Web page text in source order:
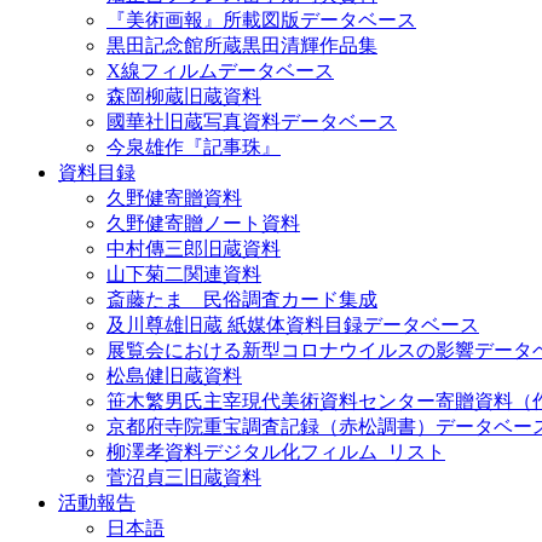
『美術画報』所載図版データベース
黒田記念館所蔵黒田清輝作品集
X線フィルムデータベース
森岡柳蔵旧蔵資料
國華社旧蔵写真資料データベース
今泉雄作『記事珠』
資料目録
久野健寄贈資料
久野健寄贈ノート資料
中村傳三郎旧蔵資料
山下菊二関連資料
斎藤たま 民俗調査カード集成
及川尊雄旧蔵 紙媒体資料目録データベース
展覧会における新型コロナウイルスの影響データ
松島健旧蔵資料
笹木繁男氏主宰現代美術資料センター寄贈資料（
京都府寺院重宝調査記録（赤松調書）データベー
柳澤孝資料デジタル化フィルム_リスト
菅沼貞三旧蔵資料
活動報告
日本語